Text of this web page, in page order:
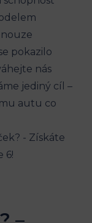
nouze
pokazilo
nás
jediný cíl –
​autu⁣ co